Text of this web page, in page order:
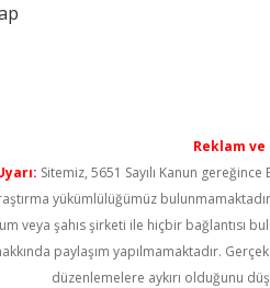
Reklam
Sitemiz, 5651 Sayılı Kanun
yükümlülüğümüz
veya şahıs şirketi ile hiçbir bağlantısı
paylaşım yapılmamaktadır.
düzenlemelere aykırı olduğunu